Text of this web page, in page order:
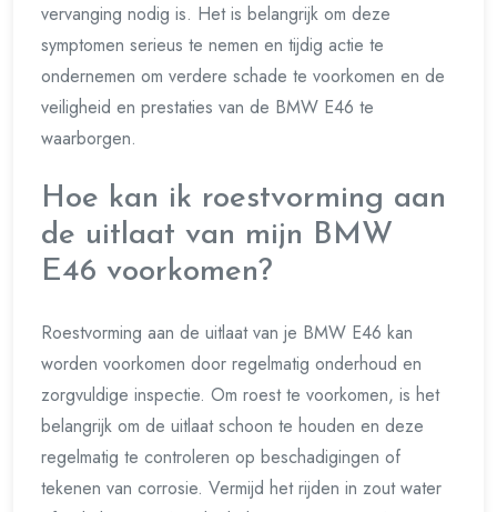
vervanging nodig is. Het is belangrijk om deze
symptomen serieus te nemen en tijdig actie te
ondernemen om verdere schade te voorkomen en de
veiligheid en prestaties van de BMW E46 te
waarborgen.
Hoe kan ik roestvorming aan
de uitlaat van mijn BMW
E46 voorkomen?
Roestvorming aan de uitlaat van je BMW E46 kan
worden voorkomen door regelmatig onderhoud en
zorgvuldige inspectie. Om roest te voorkomen, is het
belangrijk om de uitlaat schoon te houden en deze
regelmatig te controleren op beschadigingen of
tekenen van corrosie. Vermijd het rijden in zout water